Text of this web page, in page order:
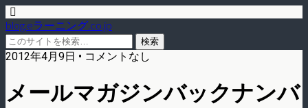
blog.eラーニング.co.jp
2012年4月9日 • コメントなし
メールマガジンバックナンバ